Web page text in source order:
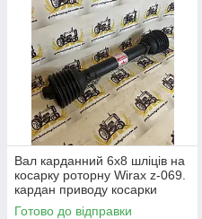
Вал карданний 6х8 шліців на
косарку роторну Wirax z-069.
кардан приводу косарки
Готово до відправки